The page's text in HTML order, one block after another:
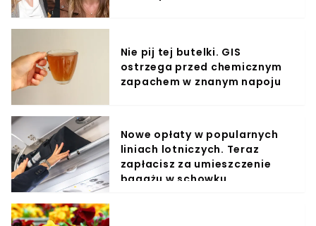
Nie pij tej butelki. GIS
ostrzega przed chemicznym
zapachem w znanym napoju
Nowe opłaty w popularnych
liniach lotniczych. Teraz
zapłacisz za umieszczenie
bagażu w schowku